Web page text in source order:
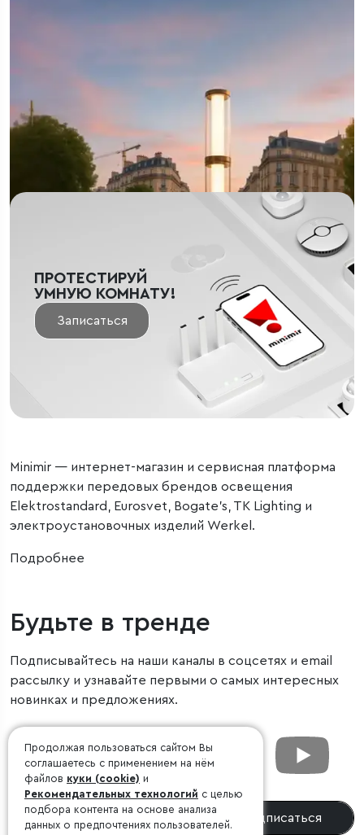
Шоурум & Умная комната
клиентами продукцию, условия сотрудничества. В
шоуруме представлены самые актуальные новинки.
Наши технические специалисты расскажут в деталях
устройство любого продукта, дадут рекомендации
по установке и эксплуатации.
ПРОТЕСТИРУЙ
УМНУЮ КОМНАТУ!
Записаться
Minimir — интернет-магазин и сервисная платформа
поддержки передовых брендов освещения
Elektrostandard, Eurosvet, Bogate’s, TK Lighting и
электроустановочных изделий Werkel.
Подробнее
Будьте в тренде
Подписывайтесь на наши каналы в соцсетях и email
рассылку и узнавайте первыми о самых интересных
новинках и предложениях.
Подписаться
Продолжая пользоваться сайтом Вы
соглашаетесь с применением на нём
файлов куки (cookie) и
Рекомендательных технологий с целью
подбора контента на основе анализа
данных о предпочтениях пользователей.